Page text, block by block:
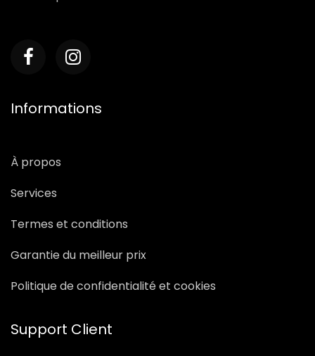
Informations
À propos
Services
Termes et conditions
Garantie du meilleur prix
Politique de confidentialité et cookies
Support Client